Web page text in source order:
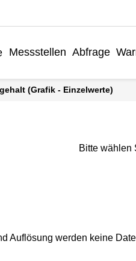
Messstellen Abfrage
(Grafik - Einzelwerte)
Bitte wählen
Auflösung werden keine